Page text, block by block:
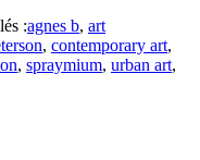
:agnes b, art
, contemporary art,
, spraymium, urban art,